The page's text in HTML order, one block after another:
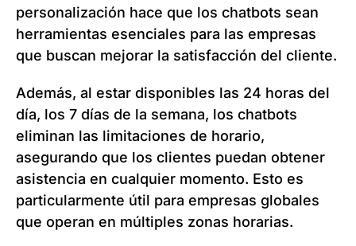
personalización hace que los chatbots sean
herramientas esenciales para las empresas
que buscan mejorar la satisfacción del cliente.
Además, al estar disponibles las 24 horas del
día, los 7 días de la semana, los chatbots
eliminan las limitaciones de horario,
asegurando que los clientes puedan obtener
asistencia en cualquier momento. Esto es
particularmente útil para empresas globales
que operan en múltiples zonas horarias.